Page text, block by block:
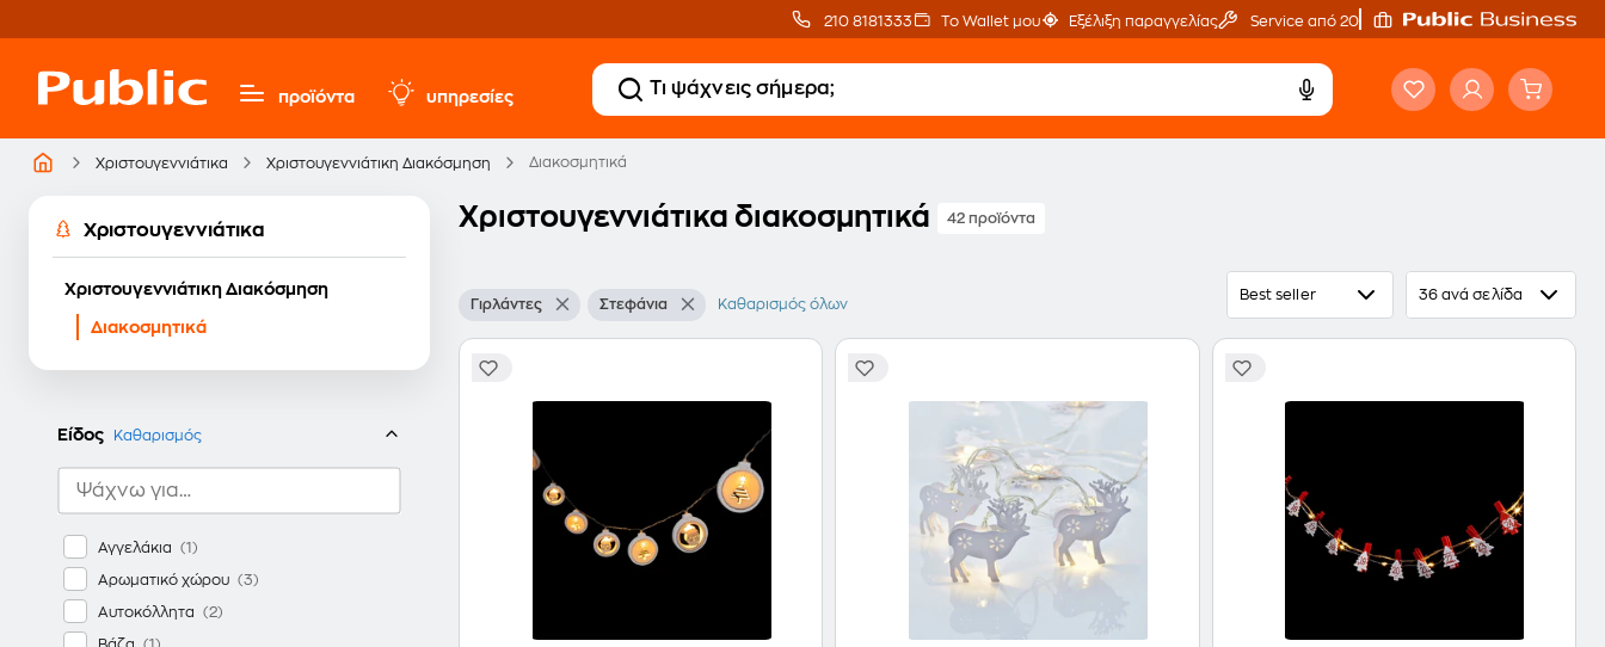
210 8181333 Το Wallet μου Εξέλιξη παραγγελίας Service από 20'
προϊόντα υπηρεσίες
Χριστουγεννιάτικα Χριστουγεννιάτικη Διακόσμηση Διακοσμητικά
Χριστουγεννιάτικα
Χριστουγεννιάτικη Διακόσμηση
Διακοσμητικά
Είδος Καθαρισμός
Αγγελάκια
Αρωματικό χώρου
Αυτοκόλλητα
Βάζα
Χριστουγεννιάτικα διακοσμητικά 42 προϊόντα
Γιρλάντες Στεφάνια Καθαρισμός όλων
Best seller 36 ανά σελίδα